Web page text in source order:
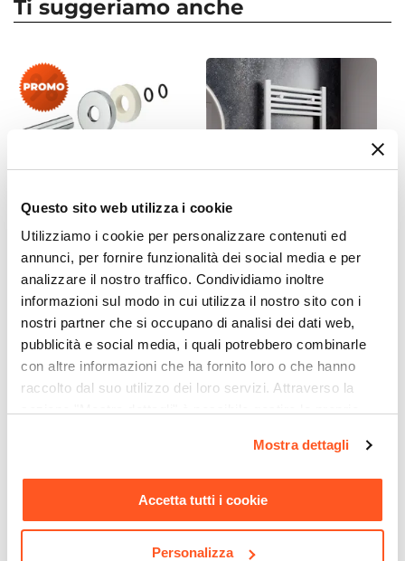
Questo sito web utilizza i cookie
Utilizziamo i cookie per personalizzare contenuti ed
annunci, per fornire funzionalità dei social media e per
analizzare il nostro traffico. Condividiamo inoltre
informazioni sul modo in cui utilizza il nostro sito con i
nostri partner che si occupano di analisi dei dati web,
pubblicità e social media, i quali potrebbero combinarle
con altre informazioni che ha fornito loro o che hanno
raccolto dal suo utilizzo dei loro servizi. Attraverso la
momento. Per maggiori informazioni si invita a leggere la
Mostra dettagli
Accetta tutti i cookie
Personalizza
Colore
Materiale
Nickel|Ottone
Compatibilità Tubi
Misura Attacco Detentore
Attacco Detentore
24 - 19
Misura Raccordi
Attacco Raccordi
24 - 19
Misura Attacco Valvola
1/2"
Testa Termostatica
Attacco Adattatore Testa Termostatica
M 24 x 1,5
Ti suggeriamo anche
CODICE:A54603B
Kit copritubo minimalista 2
pezzi finitura cromata
misura Ø55-Ø18-L70
€ 12,99 € 18,99 31,60%
CODICE:775B
Termoarredo scaldasalviette
770x500 bianco interasse
450 mm - Alpina
€ 40,00